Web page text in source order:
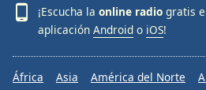
¡Escucha la online radio gratis
aplicación Android o iOS!
África Asia América del Norte